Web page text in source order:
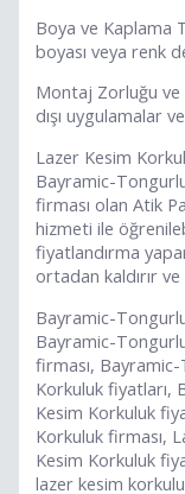
Boya ve Kaplama
boyası veya renk
Montaj Zorluğu ve
dışı uygulamalar
Lazer Kesim
Bayramic-
firması olan Atik
hizmeti ile
fiyatlandırma
ortadan kaldırır
Bayramic-
Bayramic-
firması,
Korkuluk fiyatları,
Kesim Korkuluk
Korkuluk firması,
Kesim Korkuluk
lazer kesim